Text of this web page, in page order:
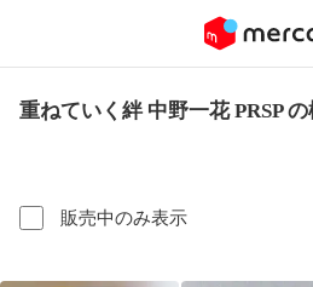
重ねていく絆 中野一花 PRSP
販売中のみ表示